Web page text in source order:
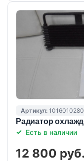
Артикул: 1016010280
Радиатор
Есть в наличии
12 800 руб.